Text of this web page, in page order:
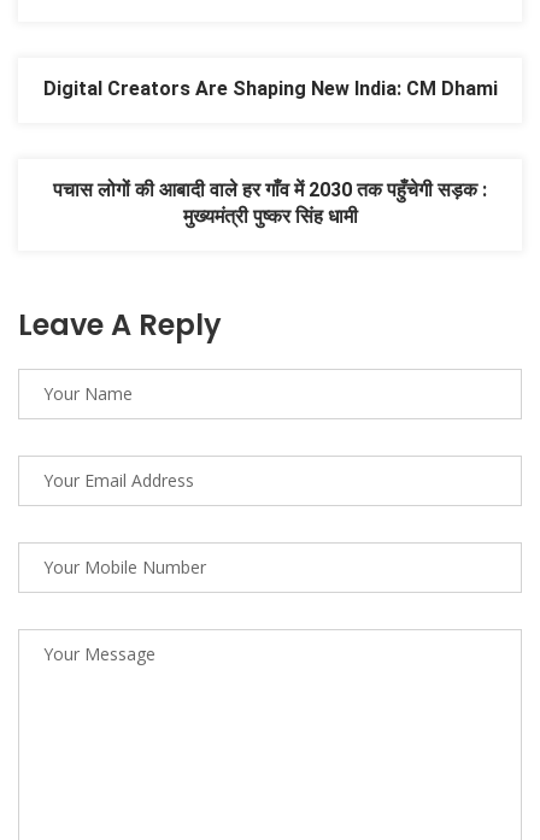
Digital Creators Are Shaping New India: CM Dhami
पचास लोगों की आबादी वाले हर गाँव में 2030 तक पहुँचेगी सड़क :
मुख्यमंत्री पुष्कर सिंह धामी
Leave A Reply